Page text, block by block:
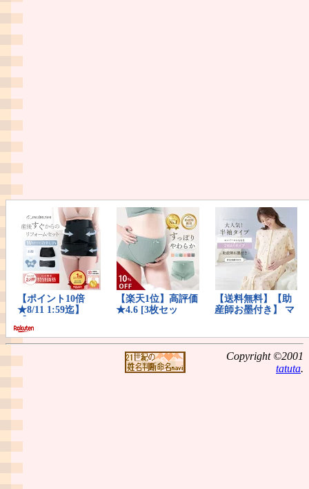
Copyright ©2001
tatuta.